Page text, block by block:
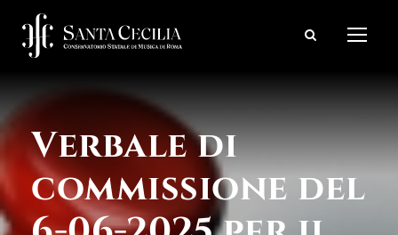
Verbale di
commissione del